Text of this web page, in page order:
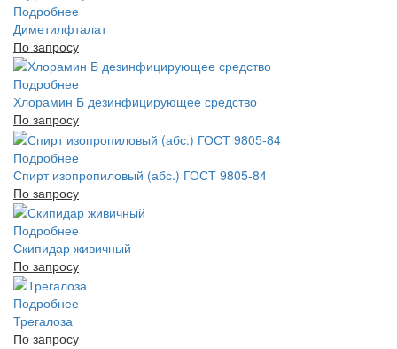
Подробнее
Диметилфталат
По запросу
Подробнее
Хлорамин Б дезинфицирующее средство
По запросу
Подробнее
Спирт изопропиловый (абс.) ГОСТ 9805-84
По запросу
Подробнее
Скипидар живичный
По запросу
Подробнее
Трегалоза
По запросу